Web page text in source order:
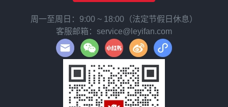
周一至周日：9:00 ~ 18:00（法定节假日休息）
客服邮箱：service@leyifan.com